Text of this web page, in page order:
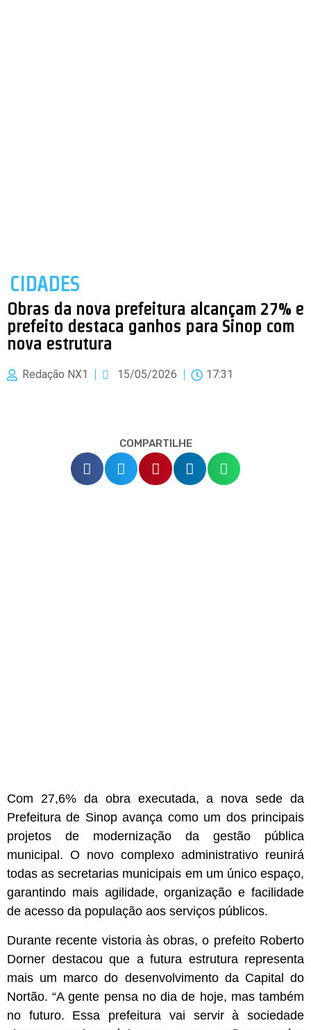
CIDADES
Obras da nova prefeitura alcançam 27% e
prefeito destaca ganhos para Sinop com
nova estrutura
Redação NX1 15/05/2026 17:31
COMPARTILHE
Com 27,6% da obra executada, a nova sede da
Prefeitura de Sinop avança como um dos principais
projetos de modernização da gestão pública
municipal. O novo complexo administrativo reunirá
todas as secretarias municipais em um único espaço,
garantindo mais agilidade, organização e facilidade
de acesso da população aos serviços públicos.
Durante recente vistoria às obras, o prefeito Roberto
Dorner destacou que a futura estrutura representa
mais um marco do desenvolvimento da Capital do
Nortão. “A gente pensa no dia de hoje, mas também
no futuro. Essa prefeitura vai servir à sociedade